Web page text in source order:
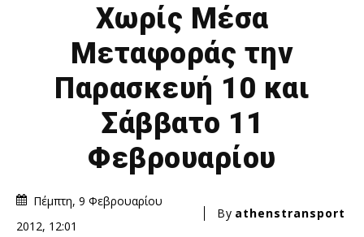
Χωρίς Μέσα
Μεταφοράς την
Παρασκευή 10 και
Σάββατο 11
Φεβρουαρίου
Πέμπτη, 9 Φεβρουαρίου
2012, 12:01
By athenstransport